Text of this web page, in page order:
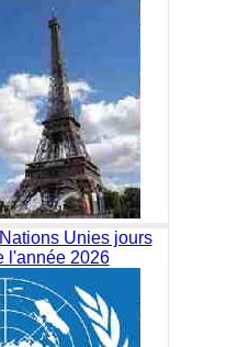
Unies jours
l'année 2026